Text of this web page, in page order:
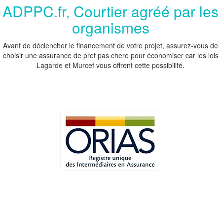
ADPPC.fr, Courtier agréé par les
organismes
Avant de déclencher le financement de votre projet, assurez-vous de
choisir une assurance de pret pas chere pour économiser car les lois
Lagarde et Murcef vous offrent cette possibilité.